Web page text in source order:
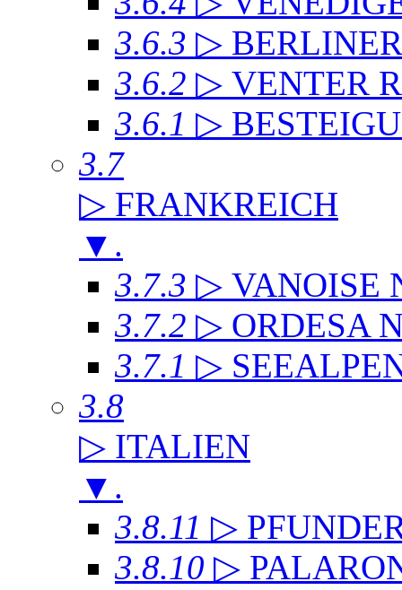
3.6.3 ▷
3.6.2 ▷ VENTER
3.6.1 ▷
3.7
▷ FRANKREICH
▼ .
3.7.3 ▷ VANOISE
3.7.2 ▷ ORDESA
3.7.1 ▷
3.8
▷ ITALIEN
▼ .
3.8.11 ▷
3.8.10 ▷